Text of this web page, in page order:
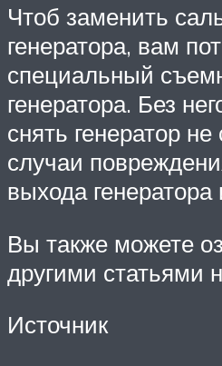
Чтоб заменить
генератора, вам
специальный
генератора. Без
снять генератор
случаи
выхода генератора
Вы также можете
другими статьями
Источник